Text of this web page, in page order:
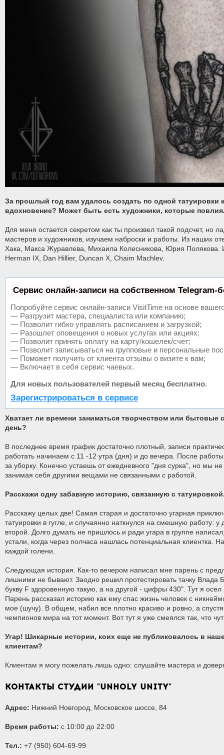
За прошлый год вам удалось создать по одной татуировки
вдохновение? Может быть есть художники, которые
Для меня остается секретом как ты произвел такой подсчет,
мастеров и художников, изучаем наброски и работы. Из наших
Хака, Макса Журавлева, Михаила Колесникова, Юрия Полякова.
Herman IX, Dan Hillier, Duncan X, Chaim Machlev.
Сервис онлайн-записи на собственном Telegram-
Попробуйте сервис онлайн-записи VisitTime на основе
— Разгрузит мастера, специалиста или компанию;
— Позволит гибко управлять расписанием и загрузкой;
— Разошлет оповещения о новых услугах или акциях;
— Позволит принять оплату на карту/кошелек/счет;
— Позволит записываться на групповые и персональные
— Поможет получить от клиента отзывы о визите к вам;
— Включает в себя сервис чаевых.
Для новых пользователей первый месяц бесплатно.
Зарегистрироваться в сервисе
Хватает ли времени заниматься творчеством или
день?
В последнее время график достаточно плотный, записи
работать начинаем с 11 -12 утра (дня) и до вечера. После
за уборку. Конечно устаешь от ежедневного "дня сурка", но мы
занимая себя другими вещами не связанными с работой.
Расскажи одну забавную историю, связанную с
Расскажу целых две! Самая старая и достаточно угарная
татуировки в гугле, и случаянно наткнулся на смешную
второй. Долго думать не пришлось и ради угара в группе
устали, когда через полчаса нашлась потенциальная
каждой голени.
Следующая история. Как-то вечером написал мне парень с
лишними не бывают. Заодно решил протестировать тачку
букву F здоровенную такую, а на другой - цифры 430". Тут я
Парень рассказал историю как ему спас жизнь человек с
мое (шучу). В общем, набил все плотно красиво и ровно, а
чемпионов мира на тот момент. Вот тут я уже смеялся так, что
Угар! Шикарные истории, коих еще не публиковалось в
клиентам?
Клиентам я могу пожелать лишь одно: слушайте мастера и
КОНТАКТЫ СТУДИИ "UNHOLY UNITY"
Адрес: Нижний Новгород, Московское шоссе, 84
Время работы: c 10:00 до 22:00
Тел.: +7 (950) 604-69-99